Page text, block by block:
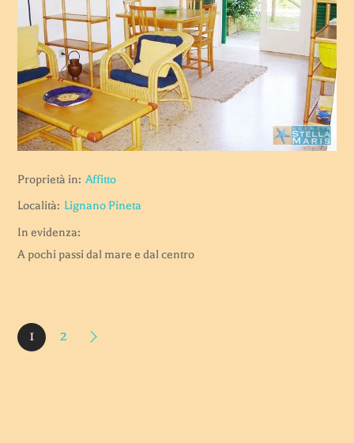
Proprietà in: Affitto
Località: Lignano Pineta
In evidenza:
A pochi passi dal mare e dal centro
1 2